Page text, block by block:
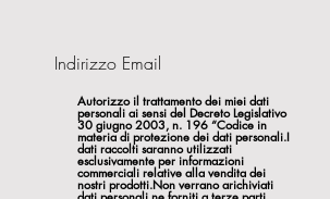
Autorizzo il trattamento dei miei dati
personali ai sensi del Decreto Legislativo
30 giugno 2003, n. 196 “Codice in
materia di protezione dei dati personali.I
dati raccolti saranno utilizzati
esclusivamente per informazioni
commerciali relative alla vendita dei
nostri prodotti.Non verrano arichiviati